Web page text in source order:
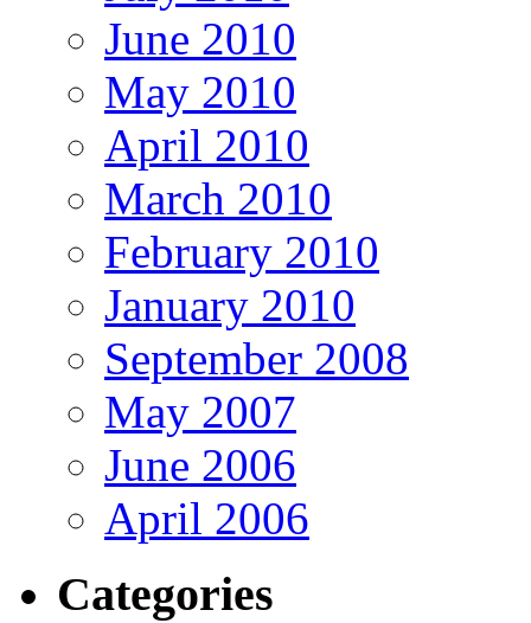
June 2010
May 2010
April 2010
March 2010
February 2010
January 2010
September 2008
May 2007
June 2006
April 2006
Categories